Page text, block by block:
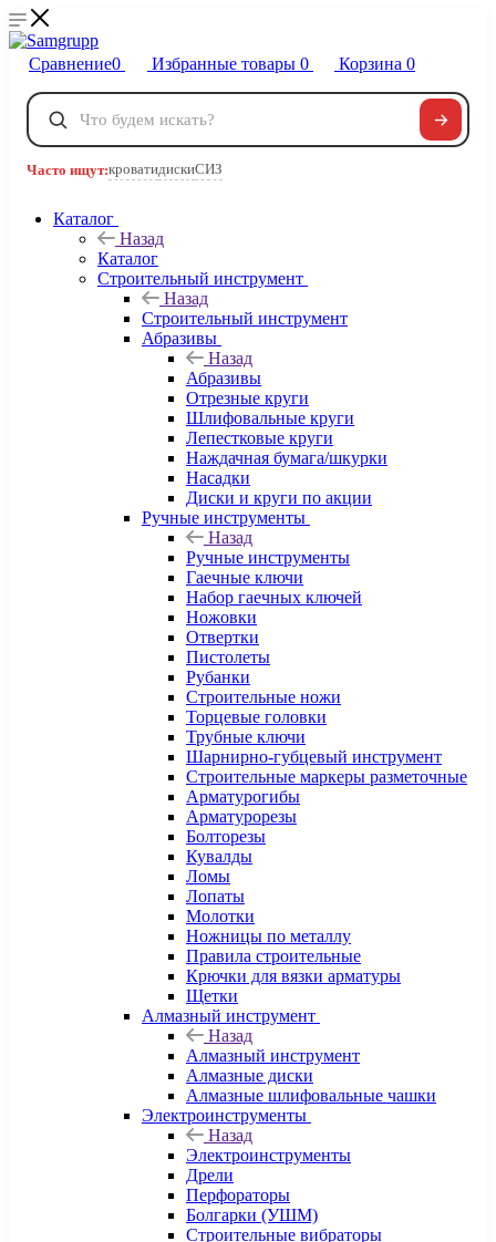
Сравнение0 Избранные товары 0 Корзина 0
Телефоны
8 800 222-40-09
Часто ищут:кроватидискиСИЗ
Каталог
Назад
Каталог
Строительный инструмент
Назад
Строительный инструмент
Абразивы
Назад
Абразивы
Отрезные круги
Шлифовальные круги
Лепестковые круги
Наждачная бумага/шкурки
Насадки
Диски и круги по акции
Ручные инструменты
Назад
Ручные инструменты
Гаечные ключи
Набор гаечных ключей
Ножовки
Отвертки
Пистолеты
Рубанки
Строительные ножи
Торцевые головки
Трубные ключи
Шарнирно-губцевый инструмент
Строительные маркеры разметочные
Арматурогибы
Арматурорезы
Болторезы
Кувалды
Ломы
Лопаты
Молотки
Ножницы по металлу
Правила строительные
Крючки для вязки арматуры
Щетки
Алмазный инструмент
Назад
Алмазный инструмент
Алмазные диски
Алмазные шлифовальные чашки
Электроинструменты
Назад
Электроинструменты
Дрели
Перфораторы
Болгарки (УШМ)
Строительные вибраторы